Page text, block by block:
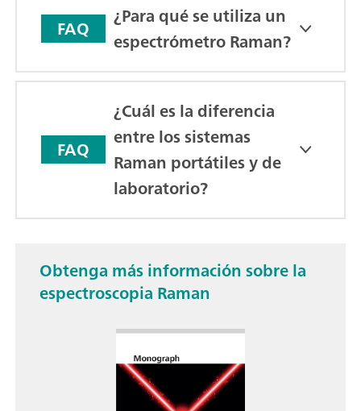
FAQ
¿Para qué se utiliza un
espectrómetro Raman?
FAQ
¿Cuál es la diferencia
entre los sistemas
Raman portátiles y de
laboratorio?
Obtenga más información sobre la
espectroscopia Raman